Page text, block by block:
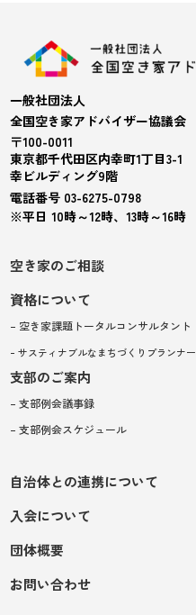
一般社団法人
全国空き家アドバイザー協議会
〒100-0011
東京都千代田区内幸町1丁目3-1
幸ビルディング9階
電話番号 03-6275-0798
※平日 10時～12時、13時～16時
空き家のご相談
資格について
– 空き家課題トータルコンサルタント
– サスティナブルなまちづくりプランナー
支部のご案内
– 支部例会議事録
– 支部例会スケジュール
自治体との連携について
入会について
団体概要
お問い合わせ